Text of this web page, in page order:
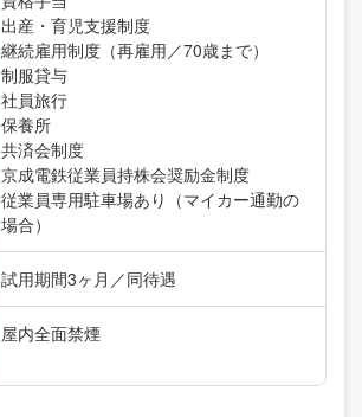
出産・育児支援制度
継続雇用制度（再雇用／70歳まで）
制服貸与
社員旅行
保養所
共済会制度
京成電鉄従業員持株会奨励金制度
従業員専用駐車場あり（マイカー通勤の
場合）
試用期間3ヶ月／同待遇
屋内全面禁煙